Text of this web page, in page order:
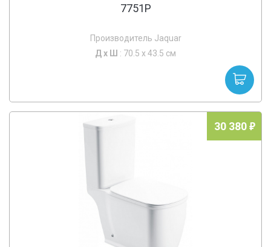
7751P
Производитель Jaquar
Д х Ш : 70.5 x 43.5 см
30 380